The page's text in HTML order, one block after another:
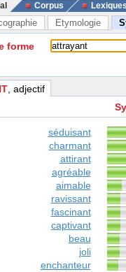
Corpus
Etymologie
forme
, adjectif
séduisant
charmant
attirant
agréable
aimable
ravissant
fascinant
captivant
beau
joli
enchanteur